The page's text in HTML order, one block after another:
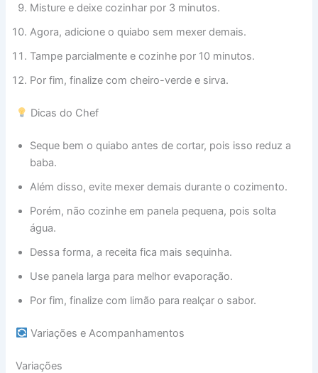
Misture e deixe cozinhar por 3 minutos.
Agora, adicione o quiabo sem mexer demais.
Tampe parcialmente e cozinhe por 10 minutos.
Por fim, finalize com cheiro-verde e sirva.
Dicas do Chef
Seque bem o quiabo antes de cortar, pois isso reduz a
baba.
Além disso, evite mexer demais durante o cozimento.
Porém, não cozinhe em panela pequena, pois solta
água.
Dessa forma, a receita fica mais sequinha.
Use panela larga para melhor evaporação.
Por fim, finalize com limão para realçar o sabor.
Variações e Acompanhamentos
Variações